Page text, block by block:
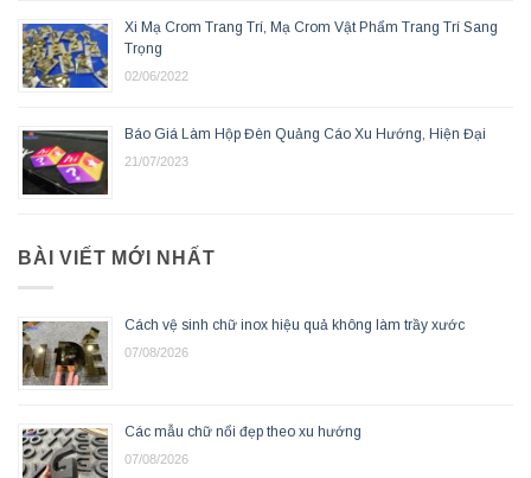
Xi Mạ Crom Trang Trí, Mạ Crom Vật Phẩm Trang Trí Sang
Trọng
02/06/2022
Báo Giá Làm Hộp Đèn Quảng Cáo Xu Hướng, Hiện Đại
21/07/2023
BÀI VIẾT MỚI NHẤT
Cách vệ sinh chữ inox hiệu quả không làm trầy xước
07/08/2026
Các mẫu chữ nổi đẹp theo xu hướng
07/08/2026